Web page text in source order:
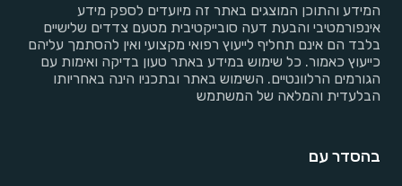
המידע והתוכן המוצגים באתר זה מיועדים לספק מידע
אינפורמטיבי והבעת דעה סובייקטיבית מטעם צדדים שלישיים
בלבד הם אינם תחליף לייעוץ רפואי מקצועי ואין להסתמך עליהם
כייעוץ כאמור. כל שימוש במידע באתר טעון בדיקה ואימות עם
הגורמים הרלוונטיים. השימוש באתר ובתכניו הינה באחריותו
הבלעדית והמלאה של המשתמש
בהסדר עם